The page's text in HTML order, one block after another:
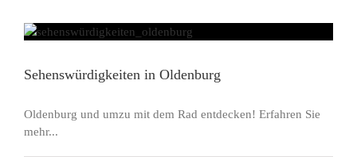
Sehenswürdigkeiten in Oldenburg
Oldenburg und umzu mit dem Rad entdecken! Erfahren Sie
mehr...